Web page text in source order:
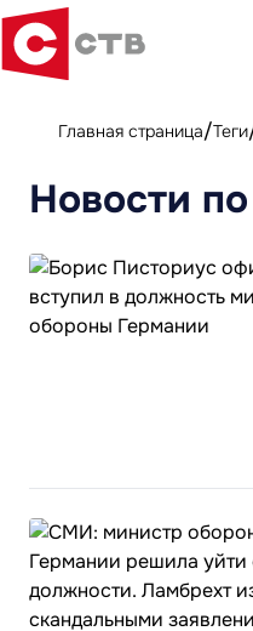
Главная страница Теги
Новости по